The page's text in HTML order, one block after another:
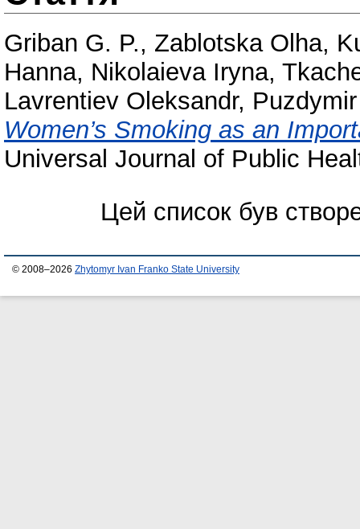
Griban G. P., Zablotska Olha,
Hanna, Nikolaieva Iryna,
Lavrentiev Oleksandr,
Women’s Smoking as an
Universal Journal of Public
Цей список був
© 2008–2026 Zhytomyr Ivan Franko State University